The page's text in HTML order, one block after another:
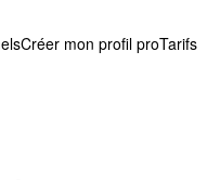
Créer mon profil proTarifs